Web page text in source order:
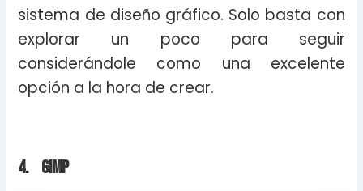
sistema de diseño gráfico. Solo basta con
explorar un poco para seguir
considerándole como una excelente
opción a la hora de crear.
4. Gimp